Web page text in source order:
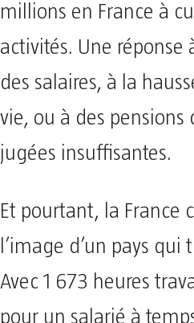
millions en France à
activités. Une réponse
des salaires, à la
vie, ou à des pensions
jugées insuffisantes.
Et pourtant, la France
l’image d’un pays qui
Avec 1 673 heures
pour un salarié à